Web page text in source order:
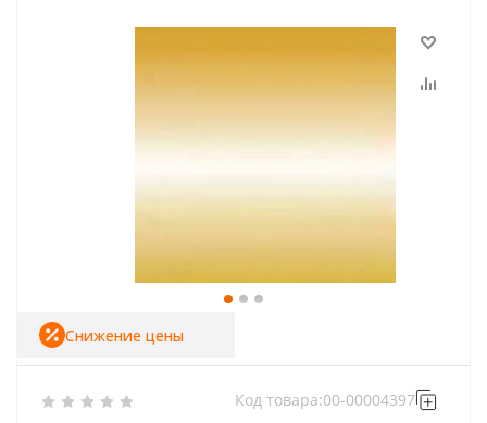
Код товара:00-00004397
Снижение цены